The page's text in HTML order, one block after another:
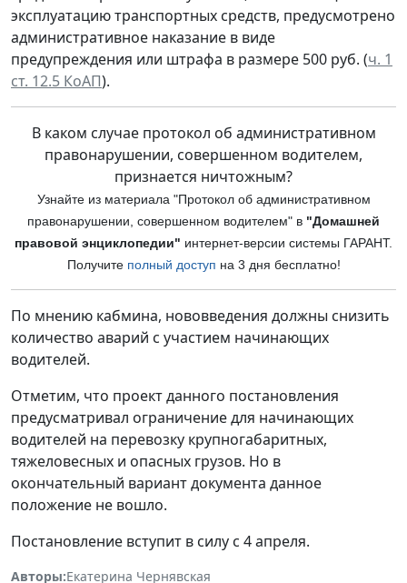
эксплуатацию транспортных средств, предусмотрено
административное наказание в виде
предупреждения или штрафа в размере 500 руб. (ч. 1
ст. 12.5 КоАП).
В каком случае протокол об административном
правонарушении, совершенном водителем,
признается ничтожным?
Узнайте из материала "Протокол об административном
правонарушении, совершенном водителем" в "Домашней
правовой энциклопедии" интернет-версии системы ГАРАНТ.
Получите полный доступ на 3 дня бесплатно!
По мнению кабмина, нововведения должны снизить
количество аварий с участием начинающих
водителей.
Отметим, что проект данного постановления
предусматривал ограничение для начинающих
водителей на перевозку крупногабаритных,
тяжеловесных и опасных грузов. Но в
окончательный вариант документа данное
положение не вошло.
Постановление вступит в силу с 4 апреля.
Авторы:Екатерина Чернявская